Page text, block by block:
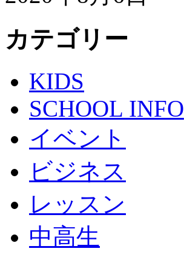
カテゴリー
KIDS
SCHOOL INFO
イベント
ビジネス
レッスン
中高生